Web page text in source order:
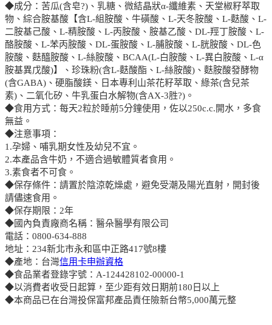
◆成分：苦瓜(含皂?)、乳糖、微結晶狀α-纖維素、天堂椒籽萃取
物、綜合胺基酸【含L-組胺酸、牛磺酸、L-天冬胺酸、L-麩酸、L-
二胺基己酸、L-精胺酸、L-丙胺酸、胺基乙酸、DL-羥丁胺酸、L-
酪胺酸、L-苯丙胺酸、DL-蛋胺酸、L-脯胺酸、L-胱胺酸、DL-色
胺酸、麩醯胺酸、L-絲胺酸、BCAA(L-白胺酸、L-異白胺酸、L-α
胺基異戊酸)】、珍珠粉(含L-麩酸酯、L-絲胺酸)、麩胺酸發酵物
(含GABA)、硬脂酸鎂、日本專利山茶花籽萃取、綠茶(含兒茶
素)、二氧化矽、牛乳蛋白水解物(含AX-3胜?)。
◆食用方式：每天2粒於睡前5分鐘使用，佐以250c.c.開水，多食
無益。
◆注意事項：
1.孕婦、哺乳期女性及幼兒不宜。
2.本產品含牛奶，不適合過敏體質者食用。
3.素食者不可食。
◆保存條件：請置於陰涼乾燥處，避免受潮及陽光直射，開封後
請儘速食用。
◆保存期限：2年
◆國內負責廠商名稱：醫朵醫學有限公司
電話：0800-634-888
地址：234新北市永和區中正路417號8樓
◆產地：台灣信用卡申辦資格
◆食品業者登錄字號：A-124428102-00000-1
◆以消費者收受日起算，至少距有效日期前180日以上
◆本商品已在台灣投保富邦產品責任險新台幣5,000萬元整